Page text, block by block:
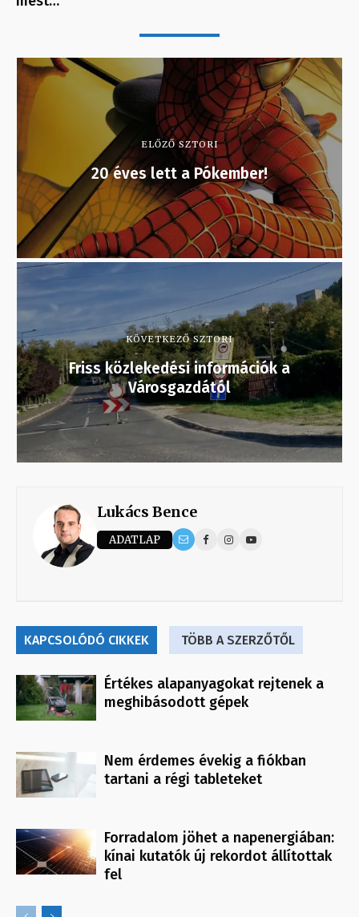
ELŐZŐ SZTORI
20 éves lett a Pókember!
KÖVETKEZŐ SZTORI
Friss közlekedési információk a
Városgazdától
Lukács Bence
ADATLAP
KAPCSOLÓDÓ CIKKEK TÖBB A SZERZŐTŐL
Értékes alapanyagokat rejtenek a
meghibásodott gépek
Nem érdemes évekig a fiókban
tartani a régi tableteket
Forradalom jöhet a napenergiában:
kínai kutatók új rekordot állítottak
fel